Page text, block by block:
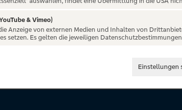
& Vimeo)
Anzeige von externen Medien und Inhalten von
setzen. Es gelten die jeweiligen
Einstellungen